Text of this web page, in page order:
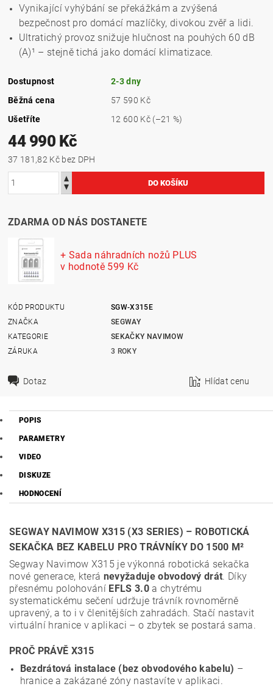
Vynikající vyhýbání se překážkám a zvýšená
bezpečnost pro domácí mazlíčky, divokou zvěř a lidi.
Ultratichý provoz snižuje hlučnost na pouhých 60 dB
(A)¹ – stejně tichá jako domácí klimatizace.
Dostupnost
2-3 dny
Běžná cena
57 590 Kč
Ušetříte
12 600 Kč (–21 %)
44 990 Kč
37 181,82 Kč bez DPH
ZDARMA OD NÁS DOSTANETE
+ Sada náhradních nožů PLUS
v hodnotě 599 Kč
KÓD PRODUKTU
SGW-X315E
ZNAČKA
SEGWAY
KATEGORIE
SEKAČKY NAVIMOW
ZÁRUKA
3 ROKY
Dotaz Hlídat cenu
POPIS
PARAMETRY
VIDEO
DISKUZE
HODNOCENÍ
SEGWAY NAVIMOW X315 (X3 SERIES) – ROBOTICKÁ
SEKAČKA BEZ KABELU PRO TRÁVNÍKY DO 1500 M²
Segway Navimow X315 je výkonná robotická sekačka
nové generace, která nevyžaduje obvodový drát. Díky
přesnému polohování EFLS 3.0a chytrému
systematickému sečení udržuje trávník rovnoměrně
upravený, a to i v členitějších zahradách. Stačí nastavit
virtuální hranice v aplikaci – o zbytek se postará sama.
PROČ PRÁVĚ X315
Bezdrátová instalace (bez obvodového kabelu) –
hranice a zakázané zóny nastavíte v aplikaci.